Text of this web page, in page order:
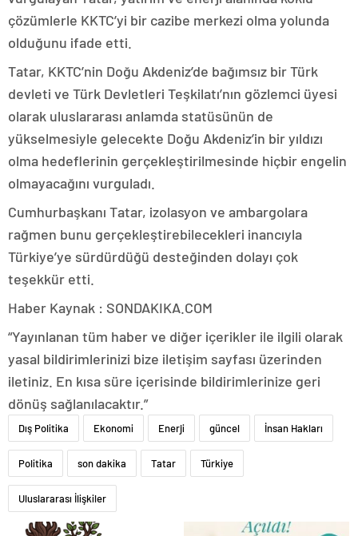
çözümlerle KKTC’yi bir cazibe merkezi olma yolunda
olduğunu ifade etti.
Tatar, KKTC’nin Doğu Akdeniz’de bağımsız bir Türk
devleti ve Türk Devletleri Teşkilatı’nın gözlemci üyesi
olarak uluslararası anlamda statüsünün de
yükselmesiyle gelecekte Doğu Akdeniz’in bir yıldızı
olma hedeflerinin gerçekleştirilmesinde hiçbir engelin
olmayacağını vurguladı.
Cumhurbaşkanı Tatar, izolasyon ve ambargolara
rağmen bunu gerçekleştirebilecekleri inancıyla
Türkiye’ye sürdürdüğü desteğinden dolayı çok
teşekkür etti.
Haber Kaynak : SONDAKIKA.COM
“Yayınlanan tüm haber ve diğer içerikler ile ilgili olarak
yasal bildirimlerinizi bize iletişim sayfası üzerinden
iletiniz. En kısa süre içerisinde bildirimlerinize geri
dönüş sağlanılacaktır.”
Dış Politika Ekonomi Enerji güncel İnsan Hakları
Politika son dakika Tatar Türkiye
Uluslararası İlişkiler